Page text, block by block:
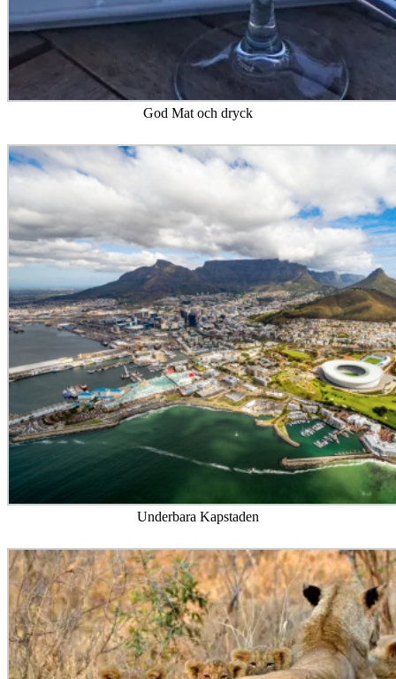
God Mat och dryck
Underbara Kapstaden